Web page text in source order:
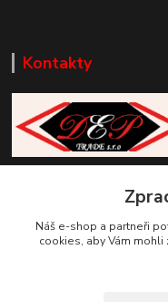
Kontakty
+420 777 085 857
info@deptrade.cz
Náš e-shop a partneři
cookies, aby Vám mohli